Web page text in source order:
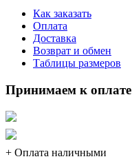
Как заказать
Оплата
Доставка
Возврат и обмен
Таблицы размеров
Принимаем к оплате
+ Оплата наличными